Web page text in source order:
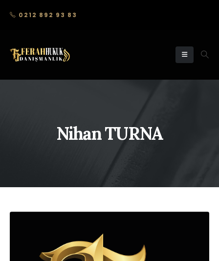
0212 892 93 83
Nihan TURNA